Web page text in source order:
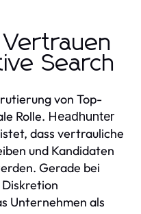
Search
von Top-
Rolle. Headhunter
dass vertrauliche
und Kandidaten
Gerade bei
Unternehmen als